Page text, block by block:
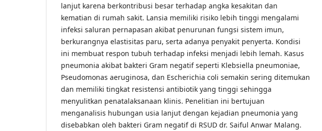
lanjut karena berkontribusi besar terhadap angka kesakitan dan
kematian di rumah sakit. Lansia memiliki risiko lebih tinggi mengalami
infeksi saluran pernapasan akibat penurunan fungsi sistem imun,
berkurangnya elastisitas paru, serta adanya penyakit penyerta. Kondisi
ini membuat respon tubuh terhadap infeksi menjadi lebih lemah. Kasus
pneumonia akibat bakteri Gram negatif seperti Klebsiella pneumoniae,
Pseudomonas aeruginosa, dan Escherichia coli semakin sering ditemukan
dan memiliki tingkat resistensi antibiotik yang tinggi sehingga
menyulitkan penatalaksanaan klinis. Penelitian ini bertujuan
menganalisis hubungan usia lanjut dengan kejadian pneumonia yang
disebabkan oleh bakteri Gram negatif di RSUD dr. Saiful Anwar Malang.